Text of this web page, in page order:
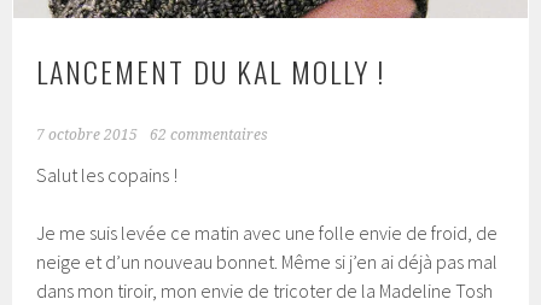
LANCEMENT DU KAL MOLLY !
7 octobre 2015 62 commentaires
Salut les copains !
Je me suis levée ce matin avec une folle envie de froid, de
neige et d’un nouveau bonnet. Même si j’en ai déjà pas mal
dans mon tiroir, mon envie de tricoter de la Madeline Tosh